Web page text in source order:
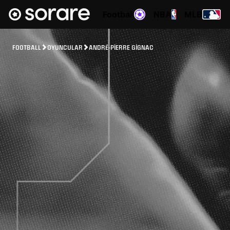
FOOTBALL OYUNCULAR ANDRÉ-PIERRE GIGNAC